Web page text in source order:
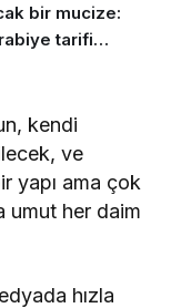
bir mucize:
tarifi…
kendi
ve
yapı ama çok
umut her daim
hızla